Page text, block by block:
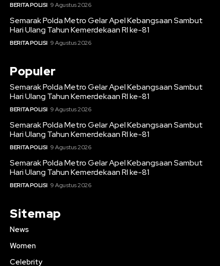
BERITA POLISI 9 Agustus 2026
Semarak Polda Metro Gelar Apel Kebangsaan Sambut
Hari Ulang Tahun Kemerdekaan RI ke-81
BERITA POLISI 9 Agustus 2026
Populer
Semarak Polda Metro Gelar Apel Kebangsaan Sambut
Hari Ulang Tahun Kemerdekaan RI ke-81
BERITA POLISI 9 Agustus 2026
Semarak Polda Metro Gelar Apel Kebangsaan Sambut
Hari Ulang Tahun Kemerdekaan RI ke-81
BERITA POLISI 9 Agustus 2026
Semarak Polda Metro Gelar Apel Kebangsaan Sambut
Hari Ulang Tahun Kemerdekaan RI ke-81
BERITA POLISI 9 Agustus 2026
Sitemap
News
Women
Celebrity